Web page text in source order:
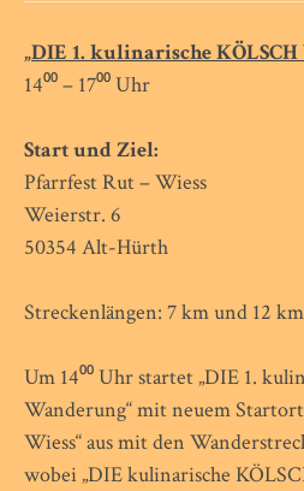
„DIE 1. kulinarische
14⁰⁰ – 17⁰⁰ Uhr
Start und Ziel:
Pfarrfest Rut – Wiess
Weierstr. 6
50354 Alt-Hürth
Streckenlängen: 7 km und 12 km
Um 14⁰⁰ Uhr startet „DIE 1.
Wanderung“ mit neuem
Wiess“ aus mit den
wobei „DIE kulinarische